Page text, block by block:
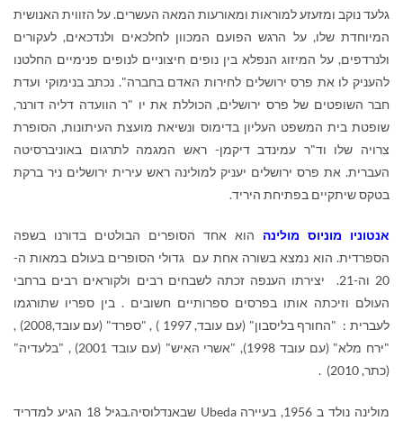
גלעד נוקב ומזעזע למוראות ומאורעות המאה העשרים. על הזווית האנושית
המיוחדת שלו, על הרגש הפועם המכוון לחלכאים ולנדכאים, לעקורים
ולנרדפים, על המיזוג הנפלא בין נופים חיצוניים לנופים פנימיים החלטנו
להעניק לו את פרס ירושלים לחירות האדם בחברה". נכתב בנימוקי ועדת
חבר השופטים של פרס ירושלים, הכוללת את יו "ר הוועדה דליה דורנר,
שופטת בית המשפט העליון בדימוס ונשיאת מועצת העיתונות, הסופרת
צרויה שלו וד"ר עמינדב דיקמן- ראש המגמה לתרגום באוניברסיטה
העברית. את פרס ירושלים יעניק למולינה ראש עירית ירושלים ניר ברקת
בטקס שיתקיים בפתיחת היריד.
אנטוניו מוניוס מולינה הוא אחד הסופרים הבולטים בדורנו בשפה
הספרדית. הוא נמצא בשורה אחת עם גדולי הסופרים בעולם במאות ה-
20 וה-21. יצירתו הענפה זכתה לשבחים רבים ולקוראים רבים ברחבי
העולם וזיכתה אותו בפרסים ספרותיים חשובים . בין ספריו שתורגמו
לעברית : "החורף בליסבון" (עם עובד, 1997 ) , "ספרד" (עם עובד,2008) ,
"ירח מלא" (עם עובד 1998), "אשרי האיש" (עם עובד 2001) , "בלעדיה"
(כתר, 2010) .
מולינה נולד ב 1956, בעיירה Ubeda
שבאנדלוסיה.בגיל 18 הגיע למדריד